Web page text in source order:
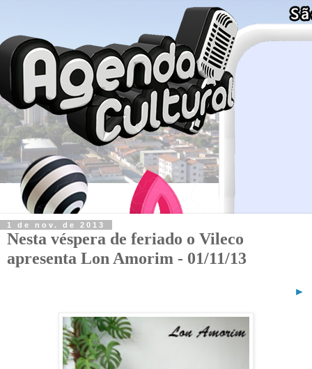
1 de nov. de 2013
Nesta véspera de feriado o Vileco
apresenta Lon Amorim - 01/11/13
►